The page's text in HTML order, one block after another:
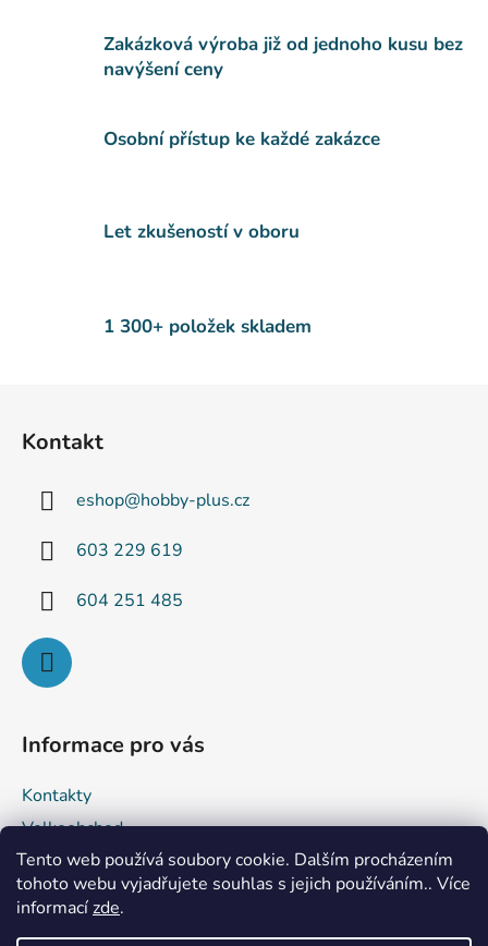
Tento web používá soubory cookie. Dalším procházením
tohoto webu vyjadřujete souhlas s jejich používáním.. Více
informacízde.
l
á
c
í
v
ý
Zakázková výroba již od jednoho kusu bez
navýšení ceny
Osobní přístup ke každé zakázce
Let zkušeností v oboru
1 300+ položek skladem
Kontakt
eshop@hobby-plus.cz
603 229 619
604 251 485
Informace pro vás
Kontakty
Velkoobchod
Obchodní podmínky
Podmínky ochrany osobních údajů